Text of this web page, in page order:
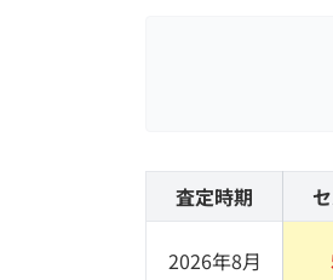
査定時期
2026年8月